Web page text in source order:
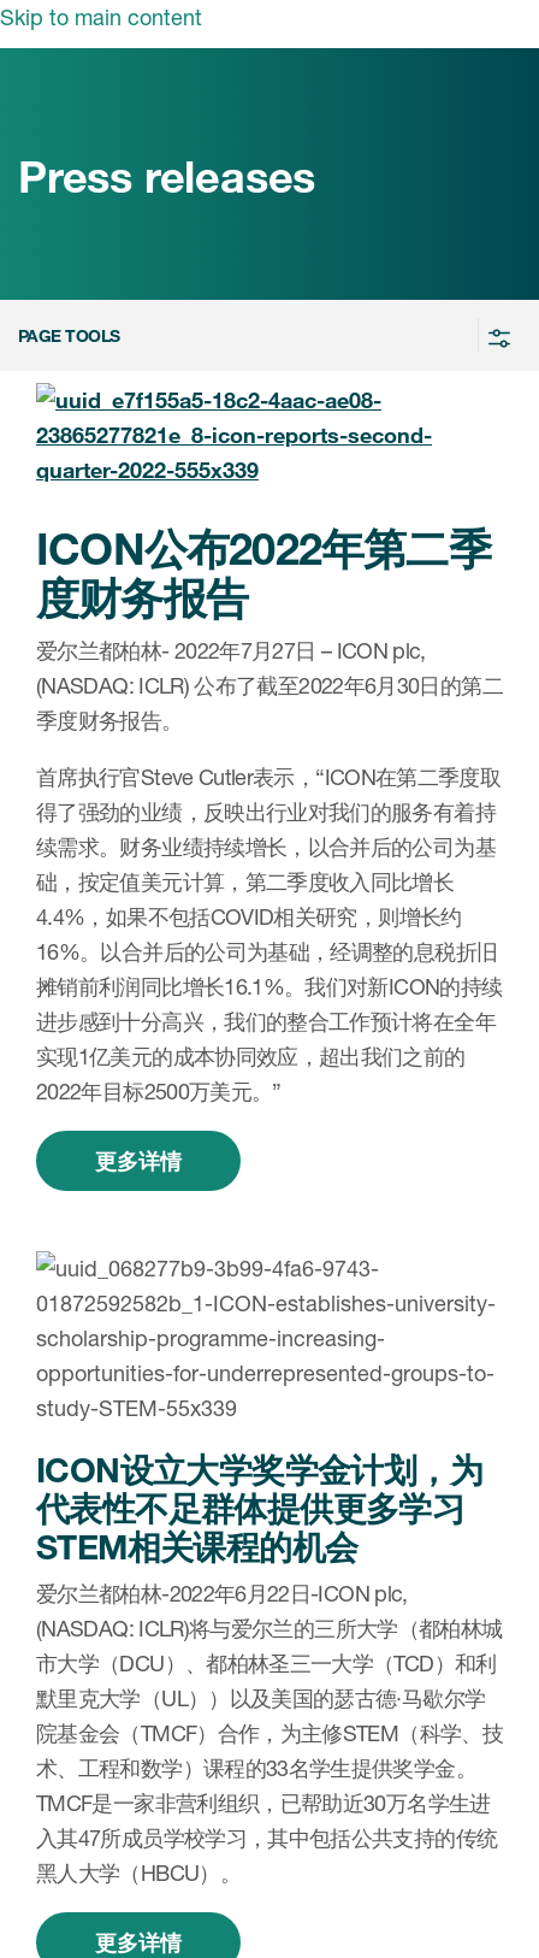
Skip to main content
商业定位
早期服务
语言服务
实验室服务
真实世界洞察
研究中心和患者
中枢神经系统
感染性疾病
内科与免疫学
肿瘤学
罕见病与孤儿病
移植免疫学
疫苗
治疗领域洞察
活动
ICON中国
联系我们
医疗智能赋能
合作
Press releases
PAGE TOOLS
ICON公布2022年第二季
度财务报告
爱尔兰都柏林- 2022年7月27日 – ICON plc,
(NASDAQ: ICLR) 公布了截至2022年6月30日的第二
季度财务报告。
首席执行官Steve Cutler表示，“ICON在第二季度取
得了强劲的业绩，反映出行业对我们的服务有着持
续需求。财务业绩持续增长，以合并后的公司为基
础，按定值美元计算，第二季度收入同比增长
4.4%，如果不包括COVID相关研究，则增长约
16%。以合并后的公司为基础，经调整的息税折旧
摊销前利润同比增长16.1%。我们对新ICON的持续
进步感到十分高兴，我们的整合工作预计将在全年
实现1亿美元的成本协同效应，超出我们之前的
2022年目标2500万美元。”
更多详情
ICON设立大学奖学金计划，为
代表性不足群体提供更多学习
STEM相关课程的机会
爱尔兰都柏林-2022年6月22日-ICON plc,
(NASDAQ: ICLR)将与爱尔兰的三所大学（都柏林城
市大学（DCU）、都柏林圣三一大学（TCD）和利
默里克大学（UL））以及美国的瑟古德·马歇尔学
院基金会（TMCF）合作，为主修STEM（科学、技
术、工程和数学）课程的33名学生提供奖学金。
TMCF是一家非营利组织，已帮助近30万名学生进
入其47所成员学校学习，其中包括公共支持的传统
黑人大学（HBCU）。
更多详情